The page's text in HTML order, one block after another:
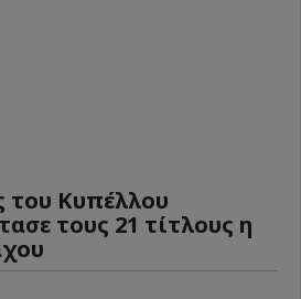
του Κυπέλλου
τους 21 τίτλους η